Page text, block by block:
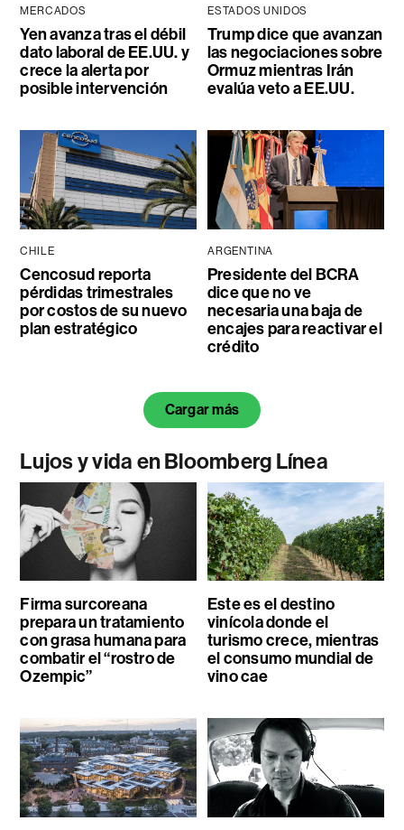
MERCADOS
Yen avanza tras el débil
dato laboral de EE.UU. y
crece la alerta por
posible intervención
ESTADOS UNIDOS
Trump dice que avanzan
las negociaciones sobre
Ormuz mientras Irán
evalúa veto a EE.UU.
CHILE
Cencosud reporta
pérdidas trimestrales
por costos de su nuevo
plan estratégico
ARGENTINA
Presidente del BCRA
dice que no ve
necesaria una baja de
encajes para reactivar el
crédito
Cargar más
Lujos y vida en Bloomberg Línea
Firma surcoreana
prepara un tratamiento
con grasa humana para
combatir el “rostro de
Ozempic”
Este es el destino
vinícola donde el
turismo crece, mientras
el consumo mundial de
vino cae